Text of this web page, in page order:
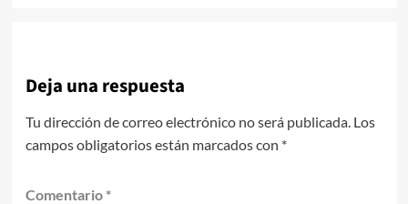
Deja una respuesta
Tu dirección de correo electrónico no será publicada. Los
campos obligatorios están marcados con *
Comentario *